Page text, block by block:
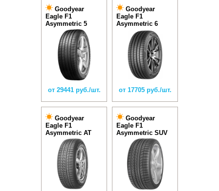
Goodyear
Eagle F1
Asymmetric 5
от 29441 руб./шт.
Goodyear
Eagle F1
Asymmetric 6
от 17705 руб./шт.
Goodyear
Eagle F1
Asymmetric AT
Goodyear
Eagle F1
Asymmetric SUV